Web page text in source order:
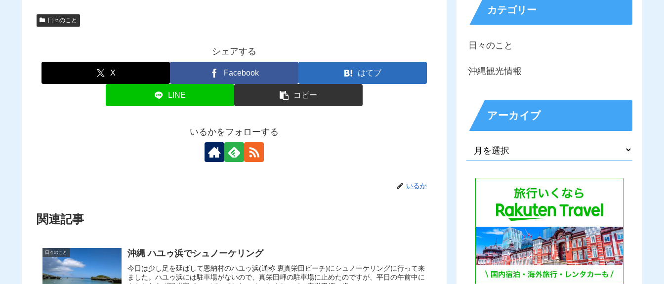
日々のこと
シェアする
X Facebook はてブ
LINE コピー
いるかをフォローする
いるか
関連記事
日々のこと 沖縄 ハユゥ浜でシュノーケリング
今日は少し足を延ばして恩納村のハユゥ浜(通称 裏真栄田ビーチ)にシュノーケリングに行って来
ました。ハユゥ浜には駐車場がないので、真栄田岬の駐車場に止めたのですが、平日の午前中に
カテゴリー
日々のこと
沖縄観光情報
アーカイブ